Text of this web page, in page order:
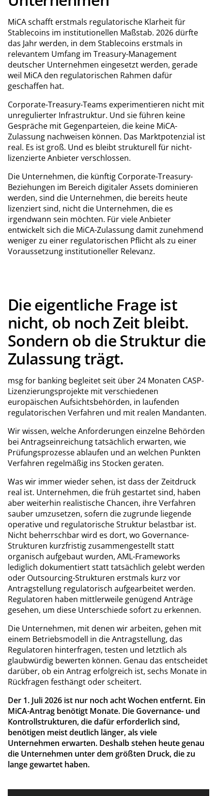
MiCA schafft erstmals regulatorische Klarheit für
Stablecoins im institutionellen Maßstab. 2026 dürfte
das Jahr werden, in dem Stablecoins erstmals in
relevantem Umfang im Treasury-Management
deutscher Unternehmen eingesetzt werden, gerade
weil MiCA den regulatorischen Rahmen dafür
geschaffen hat.
Corporate-Treasury-Teams experimentieren nicht mit
unregulierter Infrastruktur. Und sie führen keine
Gespräche mit Gegenparteien, die keine MiCA-
Zulassung nachweisen können. Das Marktpotenzial ist
real. Es ist groß. Und es bleibt strukturell für nicht-
lizenzierte Anbieter verschlossen.
Die Unternehmen, die künftig Corporate-Treasury-
Beziehungen im Bereich digitaler Assets dominieren
werden, sind die Unternehmen, die bereits heute
lizenziert sind, nicht die Unternehmen, die es
irgendwann sein möchten. Für viele Anbieter
entwickelt sich die MiCA-Zulassung damit zunehmend
weniger zu einer regulatorischen Pflicht als zu einer
Voraussetzung institutioneller Relevanz.
Die eigentliche Frage ist
nicht, ob noch Zeit bleibt.
Sondern ob die Struktur die
Zulassung trägt.
msg for banking begleitet seit über 24 Monaten CASP-
Lizenzierungsprojekte mit verschiedenen
europäischen Aufsichtsbehörden, in laufenden
regulatorischen Verfahren und mit realen Mandanten.
Wir wissen, welche Anforderungen einzelne Behörden
bei Antragseinreichung tatsächlich erwarten, wie
Prüfungsprozesse ablaufen und an welchen Punkten
Verfahren regelmäßig ins Stocken geraten.
Was wir immer wieder sehen, ist dass der Zeitdruck
real ist. Unternehmen, die früh gestartet sind, haben
aber weiterhin realistische Chancen, ihre Verfahren
sauber umzusetzen, sofern die zugrunde liegende
operative und regulatorische Struktur belastbar ist.
Nicht beherrschbar wird es dort, wo Governance-
Strukturen kurzfristig zusammengestellt statt
organisch aufgebaut wurden, AML-Frameworks
lediglich dokumentiert statt tatsächlich gelebt werden
oder Outsourcing-Strukturen erstmals kurz vor
Antragstellung regulatorisch aufgearbeitet werden.
Regulatoren haben mittlerweile genügend Anträge
gesehen, um diese Unterschiede sofort zu erkennen.
Die Unternehmen, mit denen wir arbeiten, gehen mit
einem Betriebsmodell in die Antragstellung, das
Regulatoren hinterfragen, testen und letztlich als
glaubwürdig bewerten können. Genau das entscheidet
darüber, ob ein Antrag erfolgreich ist, sechs Monate in
Rückfragen festhängt oder scheitert.
Der 1. Juli 2026 ist nur noch acht Wochen entfernt. Ein
MiCA-Antrag benötigt Monate. Die Governance- und
Kontrollstrukturen, die dafür erforderlich sind,
benötigen meist deutlich länger, als viele
Unternehmen erwarten. Deshalb stehen heute genau
die Unternehmen unter dem größten Druck, die zu
lange gewartet haben.